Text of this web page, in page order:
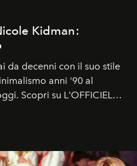
Kidman:
da decenni con il suo stile
anni '90 al
Scopri su L'OFFICIEL